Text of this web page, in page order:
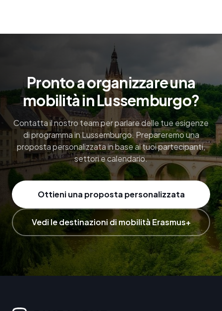
Pronto a organizzare una
mobilità in Lussemburgo?
Contatta il nostro team per parlare delle tue esigenze
di programma in Lussemburgo. Prepareremo una
proposta personalizzata in base ai tuoi partecipanti,
settori e calendario.
Ottieni una proposta personalizzata
Vedi le destinazioni di mobilità Erasmus+